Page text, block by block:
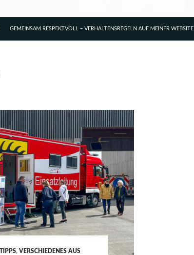
GEMEINSAM RESPEKTVOLL – VERHALTENSREGELN AUF MEINER WEBSITE
TIPPS, VERSCHIEDENES AUS